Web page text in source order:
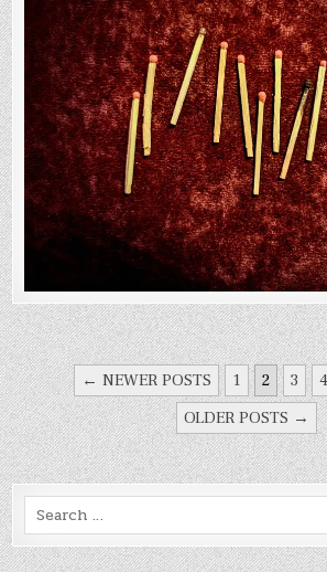
PAGINACIÓN
DE
ENTRADAS
← NEWER POSTS 1 2 3 4
OLDER POSTS →
Search
for: